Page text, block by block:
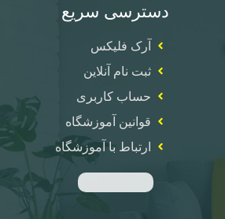
دسترسی سریع
آرک فلیکس
ثبت نام آنلاین
حساب کاربری
قوانین آموزشگاه
ارتباط با آموزشگاه